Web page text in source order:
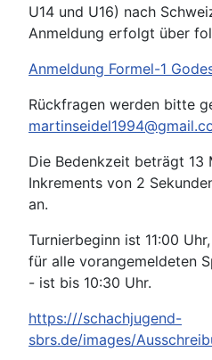
U14 und U16) nach
Anmeldung erfolgt über
Anmeldung Formel-1
Rückfragen werden bitte
Die Bedenkzeit beträgt 13
Inkrements von 2
an.
Turnierbeginn ist 11:00
für alle vorangemeldeten
- ist bis 10:30 Uhr.
https:///schachjugend-
sbrs.de/images/